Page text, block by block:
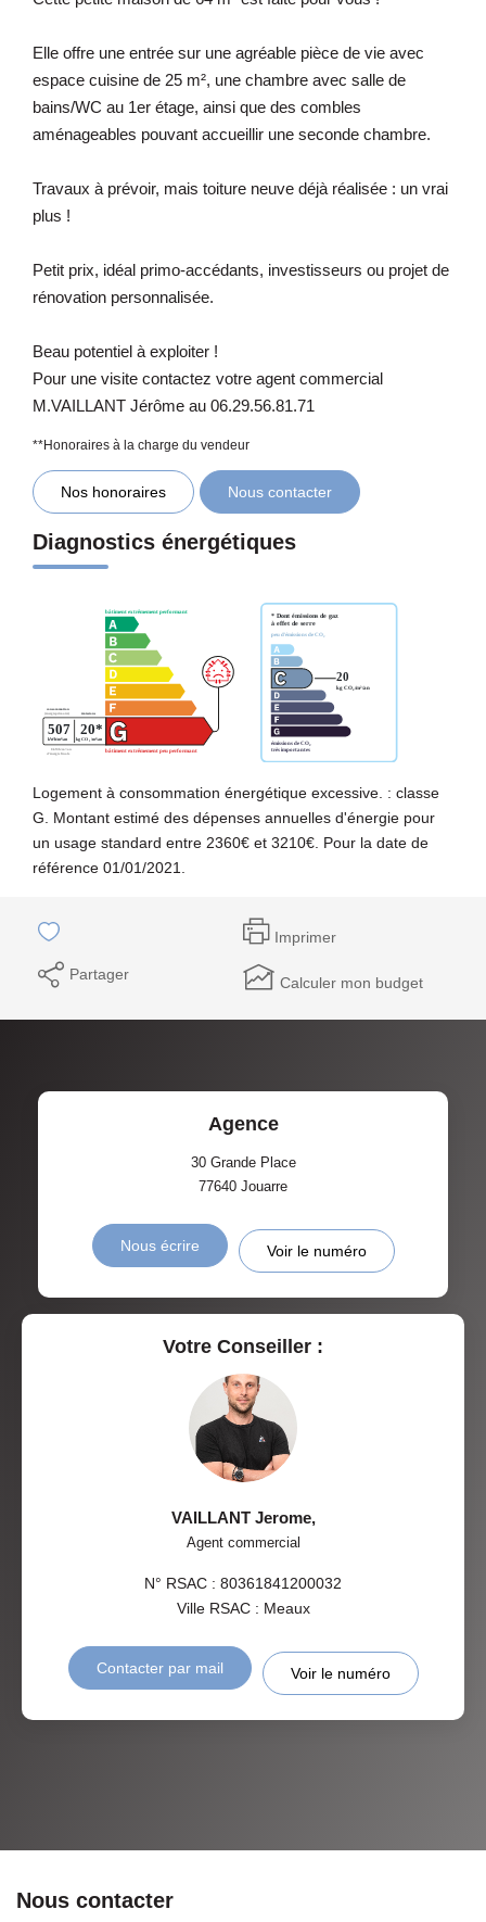
Elle offre une entrée sur une agréable pièce de vie avec
espace cuisine de 25 m², une chambre avec salle de
bains/WC au 1er étage, ainsi que des combles
aménageables pouvant accueillir une seconde chambre.
Travaux à prévoir, mais toiture neuve déjà réalisée : un vrai
plus !
Petit prix, idéal primo-accédants, investisseurs ou projet de
rénovation personnalisée.
Beau potentiel à exploiter !
Pour une visite contactez votre agent commercial
M.VAILLANT Jérôme au 06.29.56.81.71
**Honoraires à la charge du vendeur
Nos honoraires Nous contacter
Diagnostics énergétiques
Logement à consommation énergétique excessive. : classe
G. Montant estimé des dépenses annuelles d'énergie pour
un usage standard entre 2360€ et 3210€. Pour la date de
référence 01/01/2021.
Imprimer
Partager Calculer mon budget
Agence
30 Grande Place
77640 Jouarre
Nous écrire Voir le numéro
Votre Conseiller :
VAILLANT Jerome,
Agent commercial
N° RSAC : 80361841200032
Ville RSAC : Meaux
Contacter par mail Voir le numéro
Nous contacter